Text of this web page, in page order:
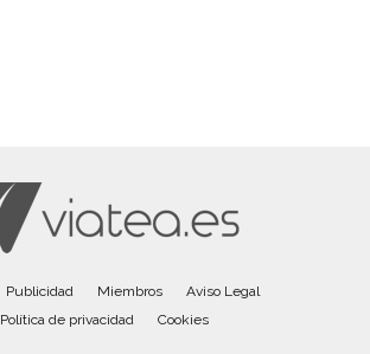
Publicidad Miembros
Aviso Legal
Política de privacidad
Cookies